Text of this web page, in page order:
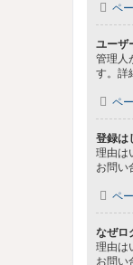
ペ
ユーザ
管理人
す。詳
ペ
登録は
理由は
お問い
ペ
なぜロ
理由は
お問い